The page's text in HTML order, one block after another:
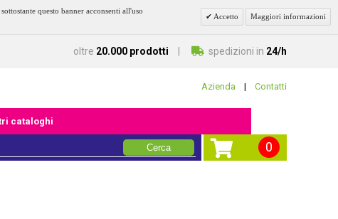
questo banner acconsenti all'uso
Accetto Maggiori informazioni
oltre 20.000 prodotti spedizioni in 24/h
Azienda | Contatti
cataloghi
Cerca 0